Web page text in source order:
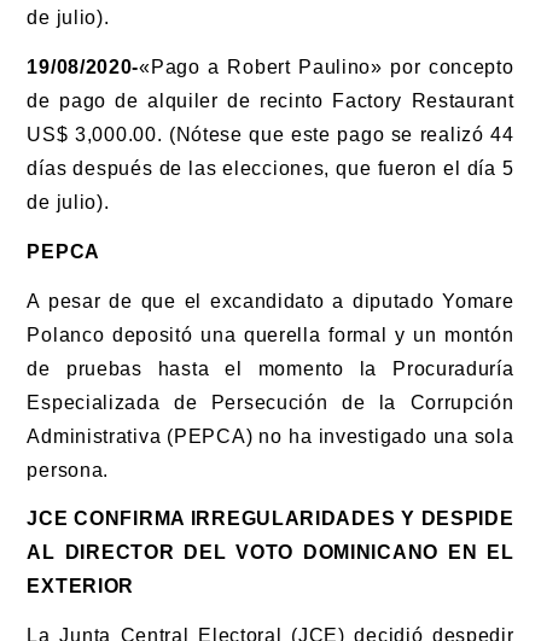
de julio).
19/08/2020-«Pago a Robert Paulino» por concepto
de pago de alquiler de recinto Factory Restaurant
US$ 3,000.00. (Nótese que este pago se realizó 44
días después de las elecciones, que fueron el día 5
de julio).
PEPCA
A pesar de que el excandidato a diputado Yomare
Polanco depositó una querella formal y un montón
de pruebas hasta el momento la Procuraduría
Especializada de Persecución de la Corrupción
Administrativa (PEPCA) no ha investigado una sola
persona.
JCE CONFIRMA IRREGULARIDADES Y DESPIDE
AL DIRECTOR DEL VOTO DOMINICANO EN EL
EXTERIOR
La Junta Central Electoral (JCE) decidió despedir